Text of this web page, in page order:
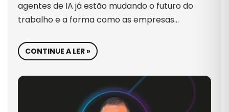
agentes de IA já estão mudando o futuro do
trabalho e a forma como as empresas…
CONTINUE A LER »